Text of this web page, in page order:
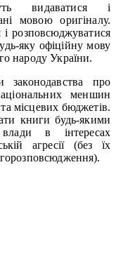
видаватися і
мовою оригіналу.
і розповсюджуватися
яку офіційну мову
народу України.
законодавства про
меншин
місцевих бюджетів.
книги будь-якими
в інтересах
агресії (без їх